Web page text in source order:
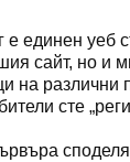
е единен уеб
сайт, но и
на различни
сте